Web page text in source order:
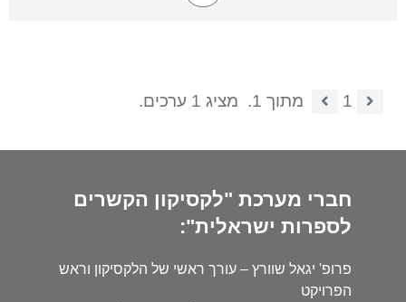
1 מתוך 1. מציג 1 ערכים.
חברי מערכת "לקסיקון הקשרים
לספרות ישראלית":
פרופ' יגאל שוורץ – עורך ראשי של הלקסיקון וראש
הפרויקט